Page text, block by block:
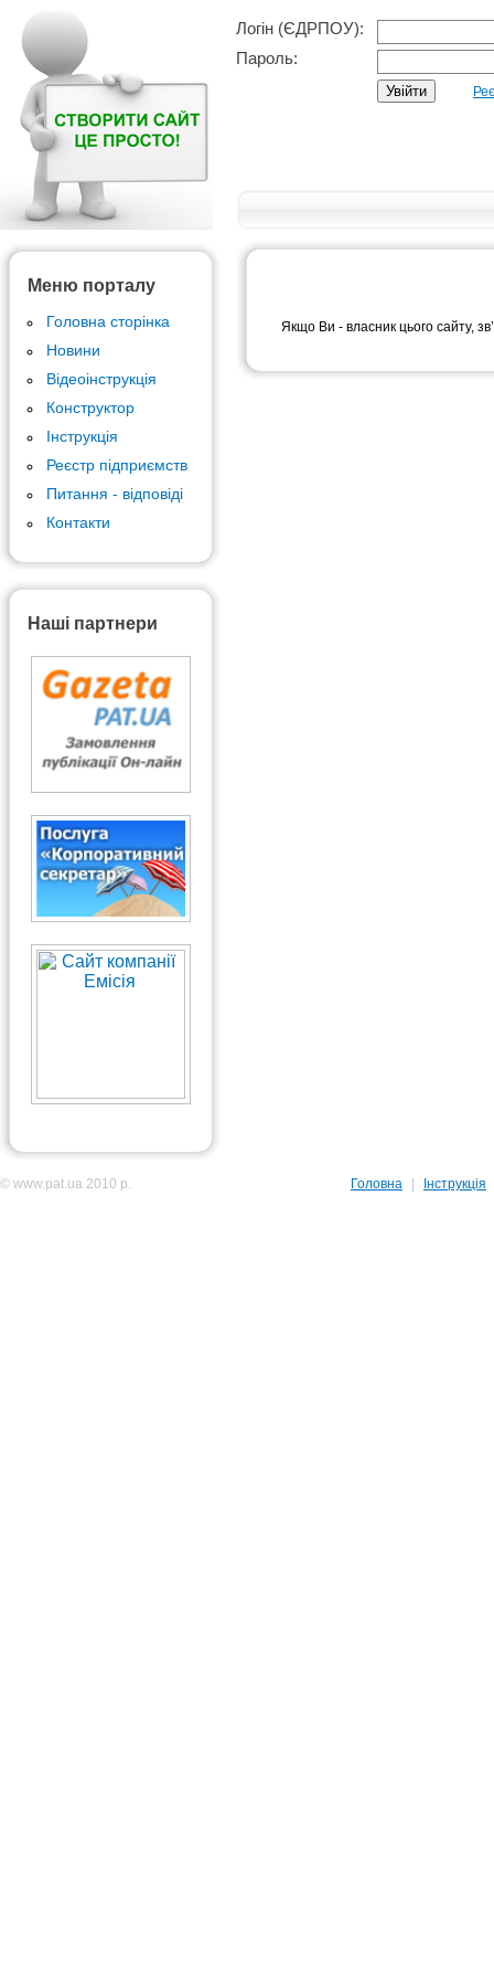
Логін (ЄДРПОУ):
Пароль:
Меню порталу
Головна сторінка
Новини
Відеоінструкція
Конструктор
Інструкція
Реєстр підприємств
Питання - відповіді
Контакти
Наші партнери
Якщо Ви - власник цього сайту,
© www.pat.ua 2010 р. Головна Інструкція